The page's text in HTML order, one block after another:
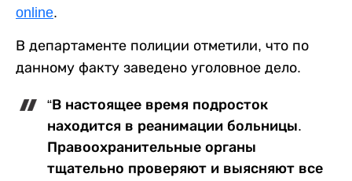
online.
В департаменте полиции отметили, что по
данному факту заведено уголовное дело.
“В настоящее время подросток
находится в реанимации больницы.
Правоохранительные органы
тщательно проверяют и выясняют все